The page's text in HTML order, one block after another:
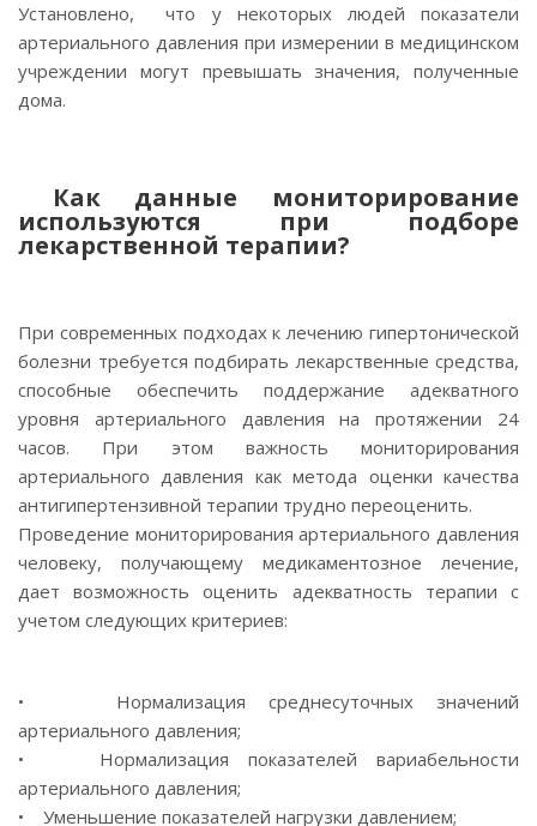
Установлено, что у некоторых людей показатели
артериального давления при измерении в медицинском
учреждении могут превышать значения, полученные
дома.
Как данные мониторирование
используются при подборе
лекарственной терапии?
При современных подходах к лечению гипертонической
болезни требуется подбирать лекарственные средства,
способные обеспечить поддержание адекватного
уровня артериального давления на протяжении 24
часов. При этом важность мониторирования
артериального давления как метода оценки качества
антигипертензивной терапии трудно переоценить.
Проведение мониторирования артериального давления
человеку, получающему медикаментозное лечение,
дает возможность оценить адекватность терапии с
учетом следующих критериев:
• Нормализация среднесуточных значений
артериального давления;
• Нормализация показателей вариабельности
артериального давления;
• Уменьшение показателей нагрузки давлением;